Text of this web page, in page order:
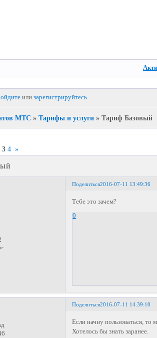
илизарегистрируйтесь.
МТС »Тарифы и услуги »Тариф Базовый
3 4 »
Поделиться2016-07-11 13:49:36
Тебе это зачем?
0
Поделиться2016-07-11 14:39:10
Если начну пользоваться, то
Хотелось бы знать заранее.